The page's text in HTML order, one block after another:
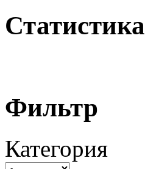
Статистика
Фильтр
Категория